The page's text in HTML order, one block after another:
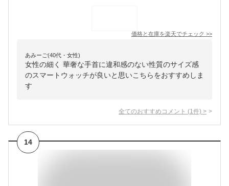
価格と在庫を楽天でチェック >>
あみーご(40代・女性)
女性の細く 華奢な手首に違和感のない性質のサイズ感
のスマートウォッチが良いと思いこちらをおすすめしま
す
全てのおすすめコメント (1 件) >
14